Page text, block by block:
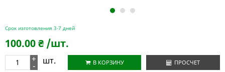
1 2 3
Срок изготовления 3-7 дней
100.00₴ /шт.
+
- шт. В КОРЗИНУ ПРОСЧЕТ